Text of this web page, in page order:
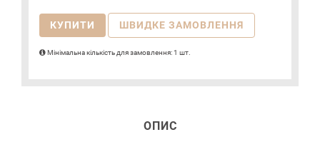
КУПИТИ ШВИДКЕ ЗАМОВЛЕННЯ
Мінімальна кількість для замовлення: 1 шт.
ОПИС